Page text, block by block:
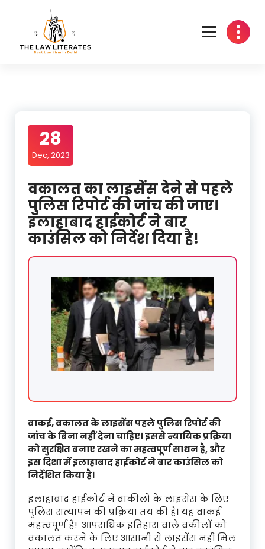
content
28
Dec, 2023
वकालत का लाइसेंस देने से पहले
पुलिस रिपोर्ट की जांच की जाए।
इलाहाबाद हाईकोर्ट ने बार
काउंसिल को निर्देश दिया है!
वाकई, वकालत के लाइसेंस पहले पुलिस रिपोर्ट की
जांच के बिना नहीं देना चाहिए। इससे न्यायिक प्रक्रिया
को सुरक्षित बनाए रखने का महत्वपूर्ण साधन है, और
इस दिशा में इलाहाबाद हाईकोर्ट ने बार काउंसिल को
निर्देशित किया है।
इलाहाबाद हाईकोर्ट ने वाकीलों के लाइसेंस के लिए
पुलिस सत्यापन की प्रक्रिया तय की है। यह वाकई
महत्वपूर्ण है! आपराधिक इतिहास वाले वकीलों को
वकालत करने के लिए आसानी से लाइसेंस नहीं मिल